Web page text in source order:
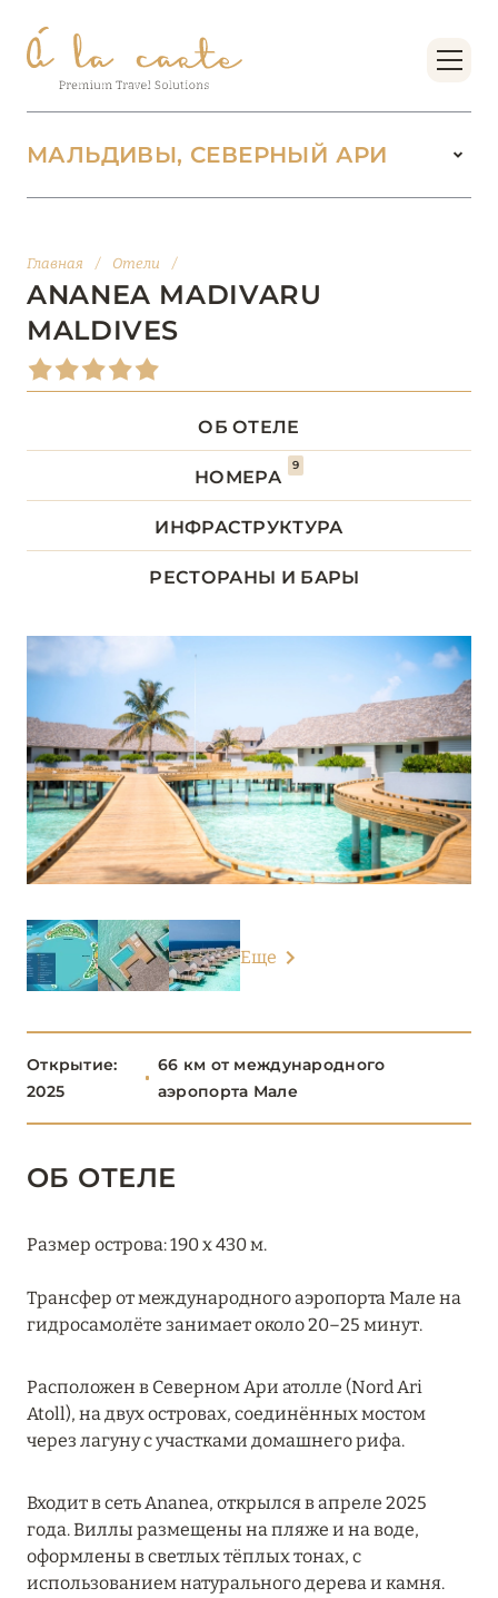
МАЛЬДИВЫ, СЕВЕРНЫЙ АРИ
АДДУ
АТОЛЛ РАА
ВААВУ
ДХААЛУ
ЛААМУ
ЛАВИАНИ 9
НУНУ 5
РАА 13
РАСДУ 1
Ananea Madivaru Maldives
Kandolhu Maldives
СЕВЕРНЫЙ МАЛЕ
ТАА
ХАА-АЛИФ
ШАВИЙАНИ
ЮЖНЫЙ АРИ
ЮЖНЫЙ МАЛЕ
Главная / Отели /
ANANEA MADIVARU
MALDIVES
ОБ ОТЕЛЕ
НОМЕРА
9
ИНФРАСТРУКТУРА
РЕСТОРАНЫ И БАРЫ
Еще
Открытие:
2025
66 км от международного
аэропорта Мале
ОБ ОТЕЛЕ
Размер острова: 190 x 430 м.
Трансфер от международного аэропорта Мале на
гидросамолёте занимает около 20–25 минут.
Расположен в Северном Ари атолле (Nord Ari
Atoll), на двух островах, соединённых мостом
через лагуну с участками домашнего рифа.
Входит в сеть Ananea, открылся в апреле 2025
года. Виллы размещены на пляже и на воде,
оформлены в светлых тёплых тонах, с
использованием натурального дерева и камня.